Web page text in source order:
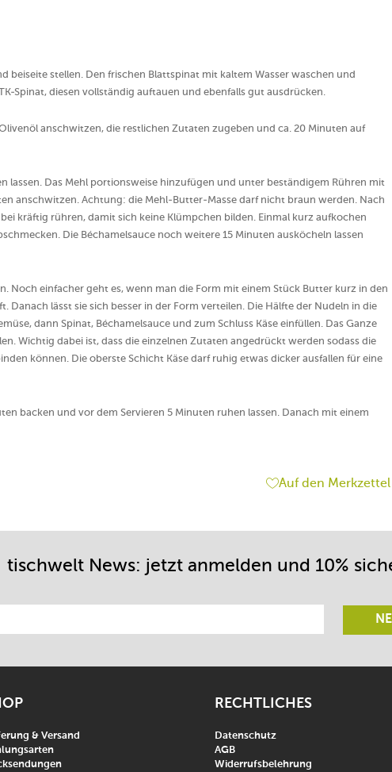
beiseite stellen. Den frischen Blattspinat mit kaltem Wasser waschen und
Spinat, diesen vollständig auftauen und ebenfalls gut ausdrücken.
anschwitzen, die restlichen Zutaten zugeben und ca. 20 Minuten auf
lassen. Das Mehl portionsweise hinzufügen und unter beständigem Rühren mit
anschwitzen. Achtung: die Mehl-Butter-Masse darf nicht braun werden. Nach
kräftig rühren, damit sich keine Klümpchen bilden. Einmal kurz aufkochen
Die Béchamelsauce noch weitere 15 Minuten ausköcheln lassen
Noch einfacher geht es, wenn man die Form mit einem Stück Butter kurz in den
lässt sie sich besser in der Form verteilen. Die Hälfte der Nudeln in die
dann Spinat, Béchamelsauce und zum Schluss Käse einfüllen. Das Ganze
Wichtig dabei ist, dass die einzelnen Zutaten angedrückt werden sodass die
können. Die oberste Schicht Käse darf ruhig etwas dicker ausfallen für eine
backen und vor dem Servieren 5 Minuten ruhen lassen. Danach mit einem
Auf den Merkzettel
tischwelt News: jetzt anmelden und 10%
& Versand
RECHTLICHES
Datenschutz
AGB
Widerrufsbelehrung